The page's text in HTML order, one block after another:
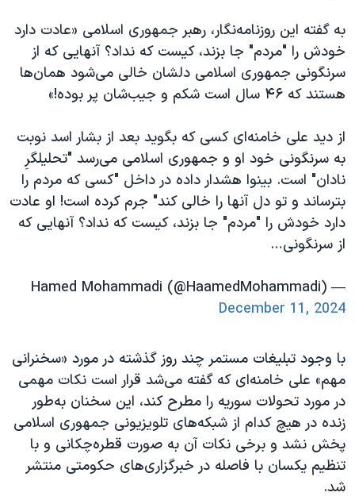
به گفته این روزنامه‌نگار، رهبر جمهوری اسلامی «عادت دارد
خودش را "مردم" جا بزند، کیست که نداد؟ آنهایی که از
سرنگونی جمهوری اسلامی دلشان خالی می‌شود همان‌ها
هستند که ۴۶ سال است شکم و جیب‌شان پر بوده!»
از دید علی خامنه‌ای کسی که بگوید بعد از بشار اسد نوبت
به سرنگونی خود او و جمهوری اسلامی می‌رسد "تحلیلگرِ
نادان" است. بینوا هشدار داده در داخل "کسی که مردم را
بترساند و تو دل آنها را خالی کند" جرم کرده است! او عادت
دارد خودش را "مردم" جا بزند، کیست که نداد؟ آنهایی که
از سرنگونی…
— Hamed Mohammadi (@HaamedMohammadi)
December 11, 2024
با وجود تبلیغات مستمر چند روز گذشته در مورد «سخنرانی
مهم» علی خامنه‌ای که گفته می‌شد قرار است نکات مهمی
در مورد تحولات سوریه را مطرح کند، این سخنان به‌طور
زنده در هیچ کدام از شبکه‌های تلویزیونی جمهوری اسلامی
پخش نشد و برخی نکات آن به صورت قطره‌چکانی و با
تنظیم یکسان با فاصله در خبرگزاری‌های حکومتی منتشر
شد.